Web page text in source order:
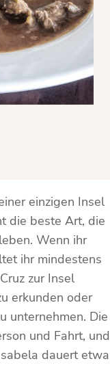
einzigen Insel
die beste Art, die
Wenn ihr
ihr mindestens
zur Insel
erkunden oder
unternehmen. Die
und Fahrt, und
dauert etwa